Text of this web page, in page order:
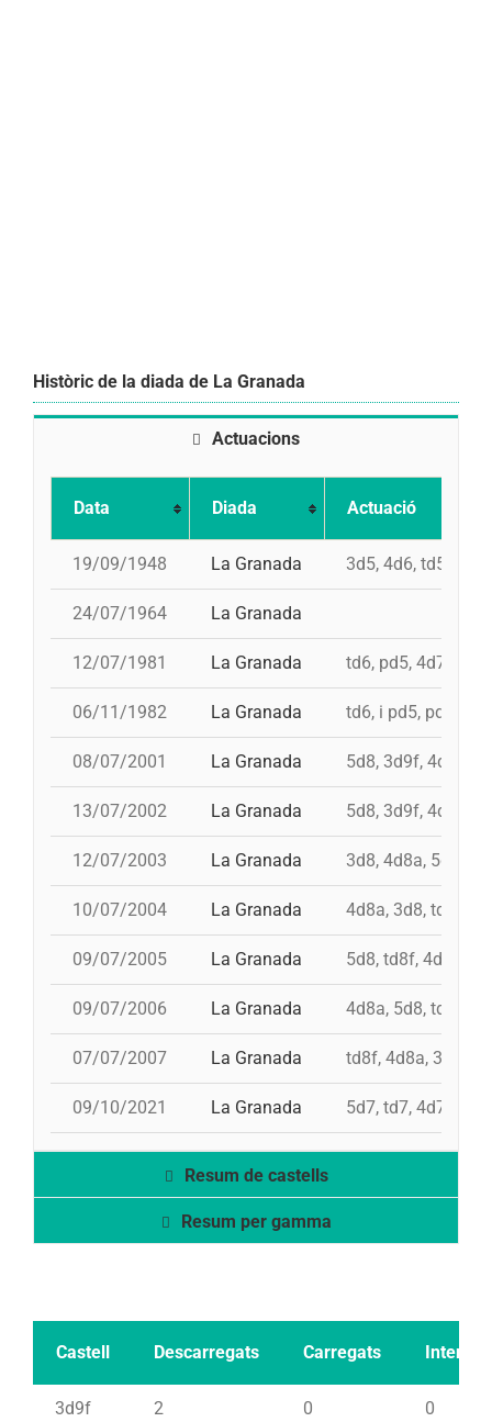
Històric de la diada de La Granada
Actuacions
Data Diada Actuació
19/09/1948 La Granada 3d5, 4d6, td5,
24/07/1964 La Granada
12/07/1981 La Granada td6, pd5, 4d7, 3d7
06/11/1982 La Granada td6, i pd5, pd5,
08/07/2001 La Granada 5d8, 3d9f, 4d8a,
13/07/2002 La Granada 5d8, 3d9f, 4d8,
12/07/2003 La Granada 3d8, 4d8a, 5d8,
10/07/2004 La Granada 4d8a, 3d8, td8f,
09/07/2005 La Granada 5d8, td8f, 4d8a,
09/07/2006 La Granada 4d8a, 5d8, td8f,
07/07/2007 La Granada td8f, 4d8a, 3d8,
09/10/2021 La Granada 5d7, td7, 4d7a,
Resum de castells
Resum per gamma
Castell Descarregats Carregats Intents
3d9f 2 0 0